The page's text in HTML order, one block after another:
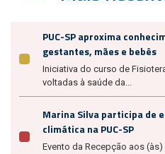
PUC-SP aproxima
gestantes, mães e bebês
Iniciativa do curso de
voltadas à saúde da...
Marina Silva participa de
climática na PUC-SP
Evento da Recepção aos